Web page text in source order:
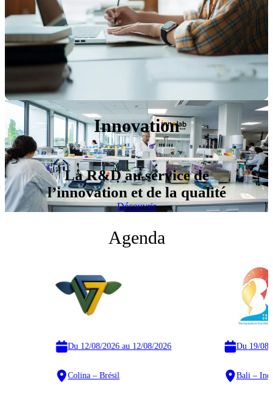
Innovation
La R&D au service de
l’innovation et de la qualité
Découvrir
Agenda
Du 12/08/2026 au 12/08/2026
Colina – Brésil
Du 19/08/
Bali –